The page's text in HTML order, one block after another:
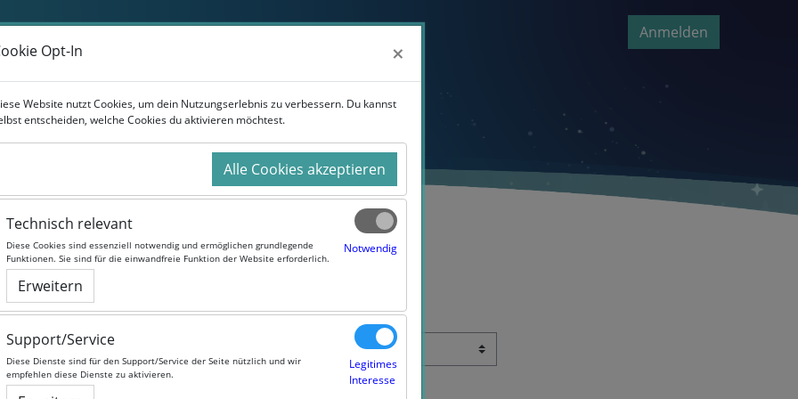
Weiterbildung Studium Für Unternehmen Anmelden
Opt-In ×
Website nutzt Cookies, um dein Nutzungserlebnis zu verbessern. Du kannst
entscheiden, welche Cookies du aktivieren möchtest.
Alle Cookies akzeptieren
Technisch relevant
Diese Cookies sind essenziell notwendig und ermöglichen grundlegende
Funktionen. Sie sind für die einwandfreie Funktion der Website erforderlich.
Notwendig
Erweitern
Support/Service
Diese Dienste sind für den Support/Service der Seite nützlich und wir
empfehlen diese Dienste zu aktivieren.
Legitimes
Interesse
Opt-In ×
Website nutzt Cookies, um dein Nutzungserlebnis zu verbessern. Du kannst
entscheiden, welche Cookies du aktivieren möchtest.
Alle Cookies akzeptieren
Technisch relevant
Diese Cookies sind essenziell notwendig und ermöglichen grundlegende
Funktionen. Sie sind für die einwandfreie Funktion der Website erforderlich.
Notwendig
Erweitern
Support/Service
Diese Dienste sind für den Support/Service der Seite nützlich und wir
empfehlen diese Dienste zu aktivieren.
Legitimes
Interesse